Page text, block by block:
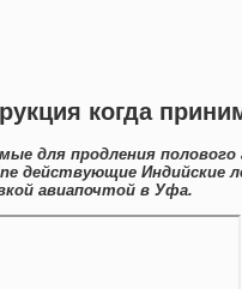
когда
для продления
действующие Индийские
авиапочтой в Уфа.